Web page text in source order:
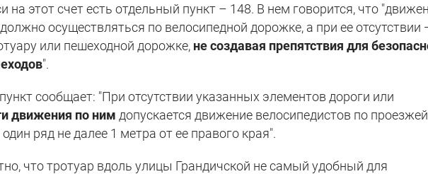
на этот счет есть отдельный пункт – 148. В нем говорится, что
осуществляться по велосипедной дорожке, а при ее отсутствии
или пешеходной дорожке, не создавая препятствия для
".
сообщает: "При отсутствии указанных элементов дороги или
движения по ним допускается движение велосипедистов по проезжей
ряд не далее 1 метра от ее правого края".
что тротуар вдоль улицы Грандичской не самый удобный для